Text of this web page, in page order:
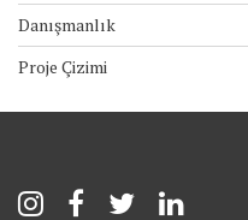
Danışmanlık
Proje Çizimi